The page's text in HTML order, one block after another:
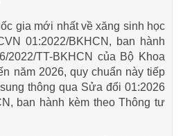
gia mới nhất về xăng sinh học
01:2022/BKHCN, ban hành
2022/TT-BKHCN của Bộ Khoa
năm 2026, quy chuẩn này tiếp
thông qua Sửa đổi 01:2026
ban hành kèm theo Thông tư